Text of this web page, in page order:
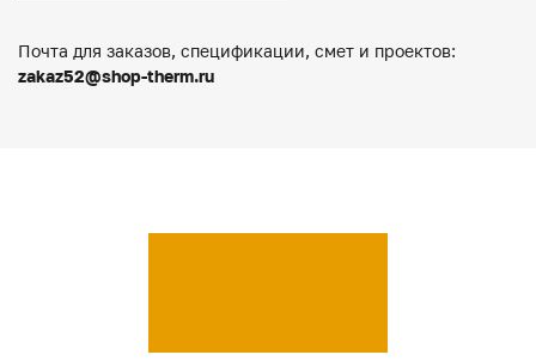
Почта для заказов, спецификации, смет и проектов:
zakaz52@shop-therm.ru